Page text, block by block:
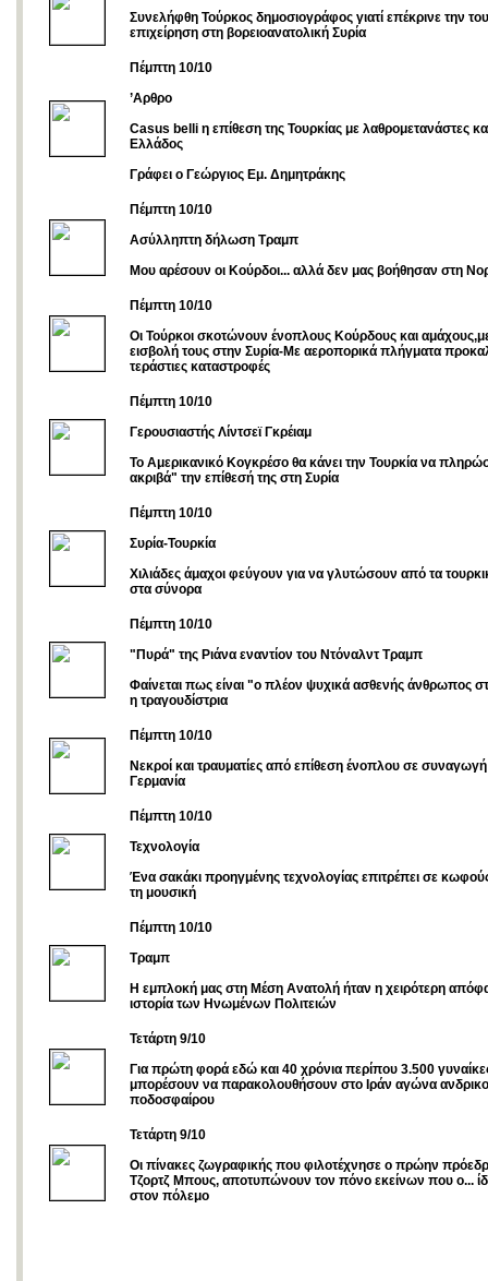
Συνελήφθη Τούρκος δημοσιογράφος γιατί επέκρινε την
επιχείρηση στη βορειοανατολική Συρία
Πέμπτη 10/10
’Αρθρο
Casus belli η επίθεση της Τουρκίας με λαθρομετανάστες
Ελλάδος
Γράφει ο Γεώργιος Εμ. Δημητράκης
Πέμπτη 10/10
Ασύλληπτη δήλωση Τραμπ
Μου αρέσουν οι Κούρδοι... αλλά δεν μας βοήθησαν στη
Πέμπτη 10/10
Οι Τούρκοι σκοτώνουν ένοπλους Κούρδους και
εισβολή τους στην Συρία-Με αεροπορικά πλήγματα
τεράστιες καταστροφές
Πέμπτη 10/10
Γερουσιαστής Λίντσεϊ Γκρέιαμ
Το Αμερικανικό Κογκρέσο θα κάνει την Τουρκία να
ακριβά" την επίθεσή της στη Συρία
Πέμπτη 10/10
Συρία-Τουρκία
Χιλιάδες άμαχοι φεύγουν για να γλυτώσουν από τα
στα σύνορα
Πέμπτη 10/10
"Πυρά" της Ριάνα εναντίον του Ντόναλντ Τραμπ
Φαίνεται πως είναι "ο πλέον ψυχικά ασθενής άνθρωπος
η τραγουδίστρια
Πέμπτη 10/10
Νεκροί και τραυματίες από επίθεση ένοπλου σε
Γερμανία
Πέμπτη 10/10
Τεχνολογία
Ένα σακάκι προηγμένης τεχνολογίας επιτρέπει σε
τη μουσική
Πέμπτη 10/10
Τραμπ
Η εμπλοκή μας στη Μέση Ανατολή ήταν η χειρότερη
ιστορία των Ηνωμένων Πολιτειών
Τετάρτη 9/10
Για πρώτη φορά εδώ και 40 χρόνια περίπου 3.500
μπορέσουν να παρακολουθήσουν στο Ιράν αγώνα
ποδοσφαίρου
Τετάρτη 9/10
Οι πίνακες ζωγραφικής που φιλοτέχνησε ο πρώην
Τζορτζ Μπους, αποτυπώνουν τον πόνο εκείνων που ο...
στον πόλεμο